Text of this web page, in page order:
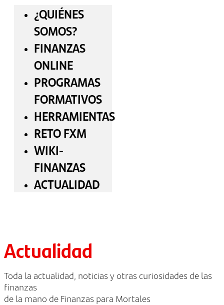
¿QUIÉNES
SOMOS?
FINANZAS
ONLINE
PROGRAMAS
FORMATIVOS
HERRAMIENTAS
RETO FXM
WIKI-
FINANZAS
ACTUALIDAD
Actualidad
Toda la actualidad, noticias y otras curiosidades de las
finanzas
de la mano de Finanzas para Mortales